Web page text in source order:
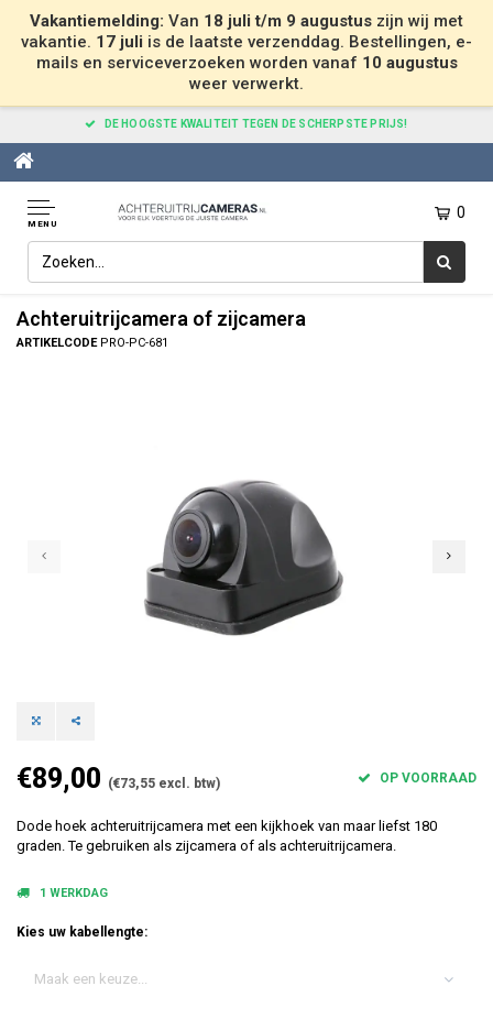
Vakantiemelding: Van 18 juli t/m 9 augustus zijn wij met
vakantie. 17 juli is de laatste verzenddag. Bestellingen, e-
mails en serviceverzoeken worden vanaf 10 augustus
weer verwerkt.
DE HOOGSTE KWALITEIT TEGEN DE SCHERPSTE PRIJS!
MENU
0
Home Achteruitrijcamera of zijcamera
Achteruitrijcamera of zijcamera
ARTIKELCODEPRO-PC-681
€89,00 (€73,55 excl. btw) OP VOORRAAD
Dode hoek achteruitrijcamera met een kijkhoek van maar liefst 180
graden. Te gebruiken als zijcamera of als achteruitrijcamera.
1 WERKDAG
Kies uw kabellengte:
Maak een keuze...